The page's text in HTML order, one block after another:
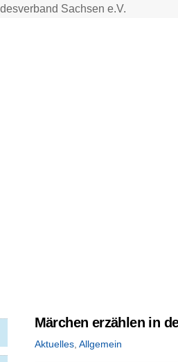
Sachsen e.V.
Märchen erzählen in
Aktuelles, Allgemein